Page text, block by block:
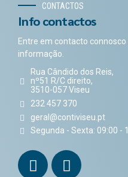
CONTACTOS
Info contactos
Entre em contacto
informação.
Rua Cândido dos Reis,
nº51 R/C direito,
3510-057 Viseu
232 457 370
geral@contiviseu.pt
Segunda - Sexta: 09:00 -